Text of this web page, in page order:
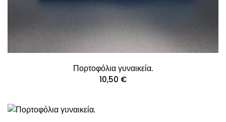
Πορτοφόλια γυναικεία.
10,50 €